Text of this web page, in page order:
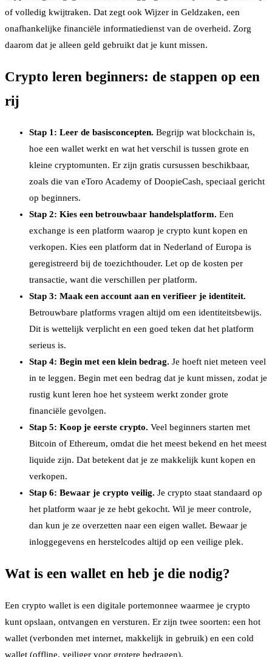
of volledig kwijtraken. Dat zegt ook Wijzer in Geldzaken, een
onafhankelijke financiële informatiedienst van de overheid. Zorg
daarom dat je alleen geld gebruikt dat je kunt missen.
Crypto leren beginners: de stappen op een
rij
Stap 1: Leer de basisconcepten. Begrijp wat blockchain is,
hoe een wallet werkt en wat het verschil is tussen grote en
kleine cryptomunten. Er zijn gratis cursussen beschikbaar,
zoals die van eToro Academy of DoopieCash, speciaal gericht
op beginners.
Stap 2: Kies een betrouwbaar handelsplatform. Een
exchange is een platform waarop je crypto kunt kopen en
verkopen. Kies een platform dat in Nederland of Europa is
geregistreerd bij de toezichthouder. Let op de kosten per
transactie, want die verschillen per platform.
Stap 3: Maak een account aan en verifieer je identiteit.
Betrouwbare platforms vragen altijd om een identiteitsbewijs.
Dit is wettelijk verplicht en een goed teken dat het platform
serieus is.
Stap 4: Begin met een klein bedrag. Je hoeft niet meteen veel
in te leggen. Begin met een bedrag dat je kunt missen, zodat je
rustig kunt leren hoe het systeem werkt zonder grote
financiële gevolgen.
Stap 5: Koop je eerste crypto. Veel beginners starten met
Bitcoin of Ethereum, omdat die het meest bekend en het meest
liquide zijn. Dat betekent dat je ze makkelijk kunt kopen en
verkopen.
Stap 6: Bewaar je crypto veilig. Je crypto staat standaard op
het platform waar je ze hebt gekocht. Wil je meer controle,
dan kun je ze overzetten naar een eigen wallet. Bewaar je
inloggegevens en herstelcodes altijd op een veilige plek.
Wat is een wallet en heb je die nodig?
Een crypto wallet is een digitale portemonnee waarmee je crypto
kunt opslaan, ontvangen en versturen. Er zijn twee soorten: een hot
wallet (verbonden met internet, makkelijk in gebruik) en een cold
wallet (offline, veiliger voor grotere bedragen).